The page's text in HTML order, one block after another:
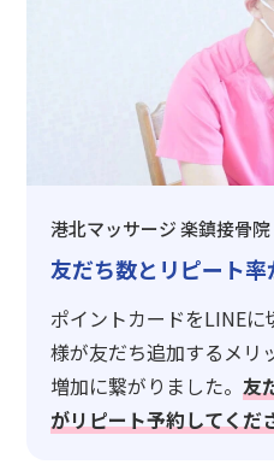
港北マッサージ 楽鎮接骨院
友だち数とリピート
ポイントカードをLINE
様が友だち追加するメリ
増加に繋がりました。友
がリピート予約してくだ